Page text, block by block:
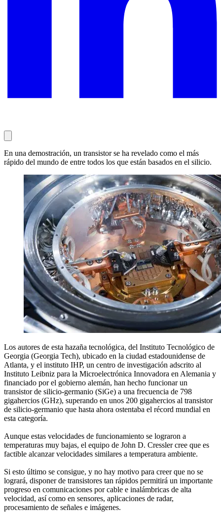
En una demostración, un transistor se ha revelado como el más
rápido del mundo de entre todos los que están basados en el silicio.
Los autores de esta hazaña tecnológica, del Instituto Tecnológico de
Georgia (Georgia Tech), ubicado en la ciudad estadounidense de
Atlanta, y el instituto IHP, un centro de investigación adscrito al
Instituto Leibniz para la Microelectrónica Innovadora en Alemania y
financiado por el gobierno alemán, han hecho funcionar un
transistor de silicio-germanio (SiGe) a una frecuencia de 798
gigahercios (GHz), superando en unos 200 gigahercios al transistor
de silicio-germanio que hasta ahora ostentaba el récord mundial en
esta categoría.
Aunque estas velocidades de funcionamiento se lograron a
temperaturas muy bajas, el equipo de John D. Cressler cree que es
factible alcanzar velocidades similares a temperatura ambiente.
Si esto último se consigue, y no hay motivo para creer que no se
logrará, disponer de transistores tan rápidos permitirá un importante
progreso en comunicaciones por cable e inalámbricas de alta
velocidad, así como en sensores, aplicaciones de radar,
procesamiento de señales e imágenes.